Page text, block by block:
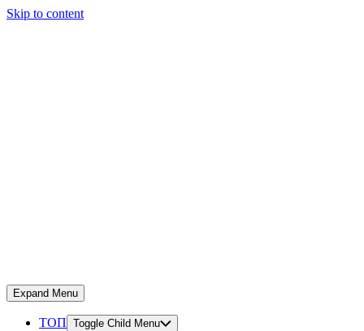
Skip to content
Expand Menu
ТОП Toggle Child Menu